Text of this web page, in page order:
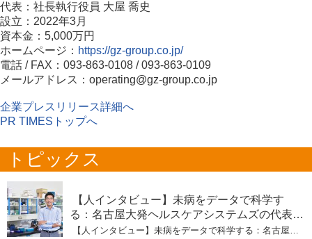
代表：社長執行役員 大屋 喬史
設立：2022年3月
資本金：5,000万円
ホームページ： https://gz-group.co.jp/
電話 / FAX：093-863-0108 / 093-863-0109
メールアドレス：operating@gz-group.co.jp
企業プレスリリース詳細へ
PR TIMESトップへ
トピックス
【人インタビュー】未病をデータで科学す
る：名古屋大発ヘルスケアシステムズの代表取
締役社長・瀧本陽介 【下】「人生80年の暇つ
【人インタビュー】未病をデータで科学する：名古屋大